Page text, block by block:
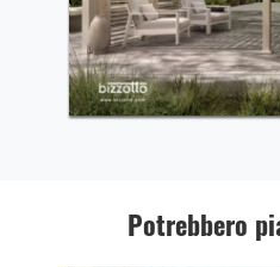
Potrebbero